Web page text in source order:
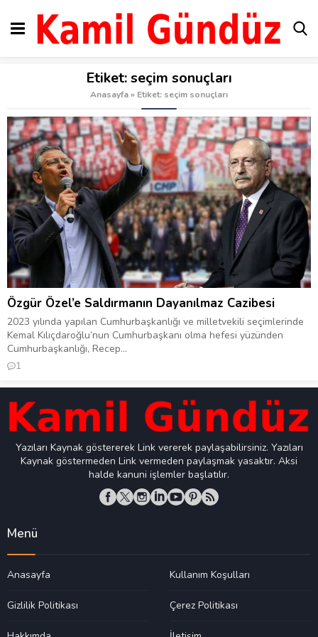
Etiket:seçim sonuçları
Anasayfa» Etiket: seçim sonuçları
Özgür Özel’e Saldırmanın Dayanılmaz Cazibesi
2023 yılında yapılan Cumhurbaşkanlığı ve milletvekili seçimlerinde
Kemal Kılıçdaroğlu’nun Cumhurbaşkanı olma hefesi yüzünden
Cumhurbaşkanlığı, Recep...
1
Yazıları Kaynak göstererek Link vererek paylaşabilirsiniz. Yazıları
Kaynak göstermeden Link vermeden paylaşmak yasaktır. Aksi
halde kanuni işlemler başlatılır.
Menü
Anasayfa Kullanım Koşulları
Gizlilik Politikası Çerez Politikası